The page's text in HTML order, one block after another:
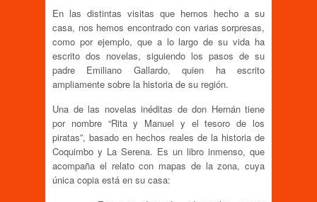
En las distintas visitas que hemos hecho a su
casa, nos hemos encontrado con varias sorpresas,
como por ejemplo, que a lo largo de su vida ha
escrito dos novelas, siguiendo los pasos de su
padre Emiliano Gallardo, quien ha escrito
ampliamente sobre la historia de su región.
Una de las novelas inéditas de don Hernán tiene
por nombre “Rita y Manuel y el tesoro de los
piratas”, basado en hechos reales de la historia de
Coquimbo y La Serena. Es un libro inmenso, que
acompaña el relato con mapas de la zona, cuya
única copia está en su casa: